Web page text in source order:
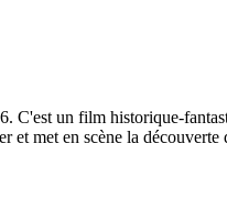
C'est un film historique-
met en scène la découverte